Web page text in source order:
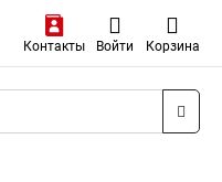
Контакты Войти Корзина